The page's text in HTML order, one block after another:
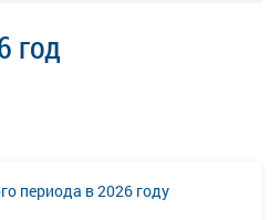
год
периода в 2026 году